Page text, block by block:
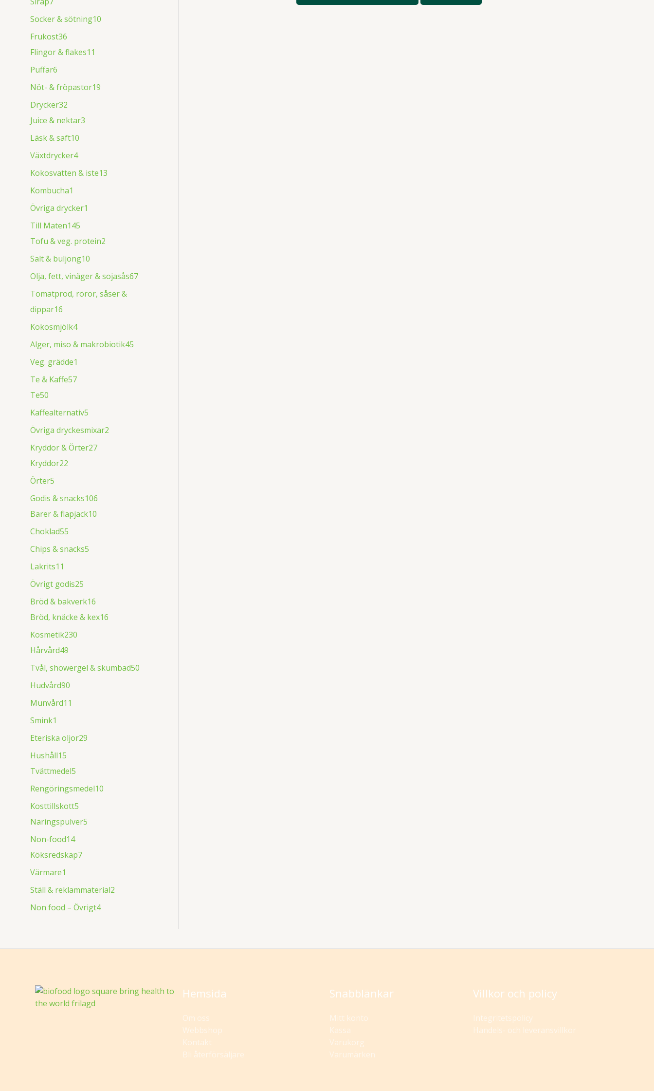
Socker & sötning10
Frukost36
Flingor & flakes11
Puffar6
Nöt- & fröpastor19
Drycker32
Juice & nektar3
Läsk & saft10
Växtdrycker4
Kokosvatten & iste13
Kombucha1
Övriga drycker1
Till Maten145
Tofu & veg. protein2
Salt & buljong10
Olja, fett, vinäger & sojasås67
Tomatprod, röror, såser &
dippar16
Kokosmjölk4
Alger, miso & makrobiotik45
Veg. grädde1
Te & Kaffe57
Te50
Kaffealternativ5
Övriga dryckesmixar2
Kryddor & Örter27
Kryddor22
Örter5
Godis & snacks106
Barer & flapjack10
Choklad55
Chips & snacks5
Lakrits11
Övrigt godis25
Bröd & bakverk16
Bröd, knäcke & kex16
Kosmetik230
Hårvård49
Tvål, showergel & skumbad50
Hudvård90
Munvård11
Smink1
Eteriska oljor29
Hushåll15
Tvättmedel5
Rengöringsmedel10
Kosttillskott5
Näringspulver5
Non-food14
Köksredskap7
Värmare1
Ställ & reklammaterial2
Non food – Övrigt4
Hemsida
Om oss
Webbshop
Kontakt
Bli återförsäljare
Snabblänkar
Mitt konto
Kassa
Varukorg
Varumärken
Villkor och policy
Integritetspolicy
Handels- och leveransvillkor